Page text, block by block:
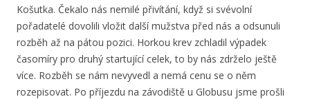
Košutka. Čekalo nás nemilé přivítání, když si svévolní
pořadatelé dovolili vložit další mužstva před nás a odsunuli
rozběh až na pátou pozici. Horkou krev zchladil výpadek
časomíry pro druhý startující celek, to by nás zdrželo ještě
více. Rozběh se nám nevyvedl a nemá cenu se o něm
rozepisovat. Po příjezdu na závodiště u Globusu jsme prošli